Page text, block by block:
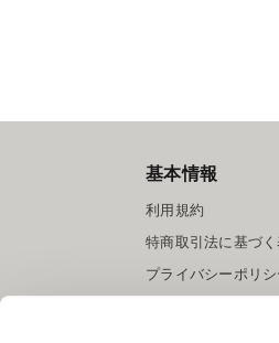
基本情報
利用規約
特商取引法に基づ
プライバシーポリシ